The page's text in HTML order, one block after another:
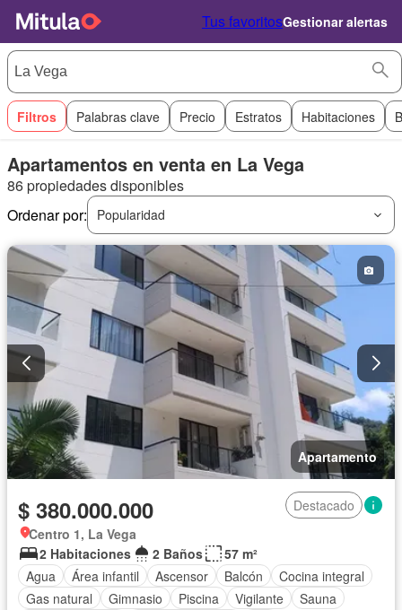
Tus favoritosGestionar alertas
Filtros Palabras clave Precio Estratos Habitaciones
Apartamentos en venta en La Vega
86 propiedades disponibles
Ordenar por:
Popularidad
Apartamento
$ 380.000.000
Destacado
Centro 1, La Vega
2 Habitaciones
2 Baños
57 m²
Agua
Área infantil Ascensor Balcón
Cocina integral
Gas natural
Gimnasio Piscina Vigilante
Sauna